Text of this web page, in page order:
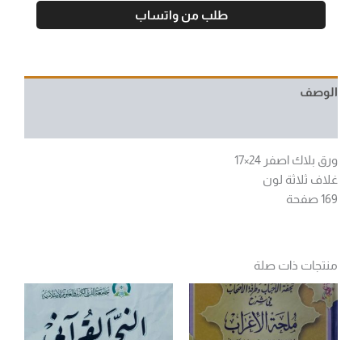
طلب من واتساب
الوصف
ورق بلاك اصفر 24×17
غلاف ثلاثة لون
169 صفحة
منتجات ذات صلة